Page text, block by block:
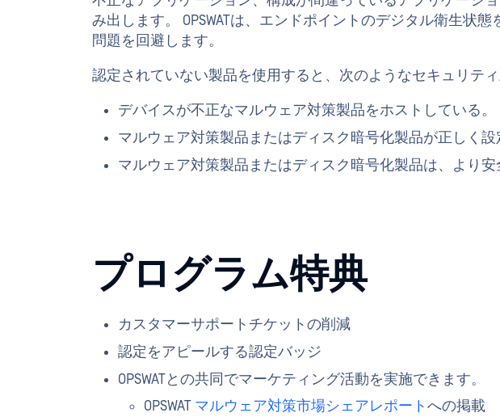
み出します。 OPSWATは、エンドポイントのデジタル衛生状
問題を回避します。
認定されていない製品を使用すると、次のようなセキュリテ
デバイスが不正なマルウェア対策製品をホストしている。
マルウェア対策製品またはディスク暗号化製品が正しく設
マルウェア対策製品またはディスク暗号化製品は、より安
プログラム特典
カスタマーサポートチケットの削減
認定をアピールする認定バッジ
OPSWATとの共同でマーケティング活動を実施できます。
OPSWAT マルウェア対策市場シェアレポートへの掲載